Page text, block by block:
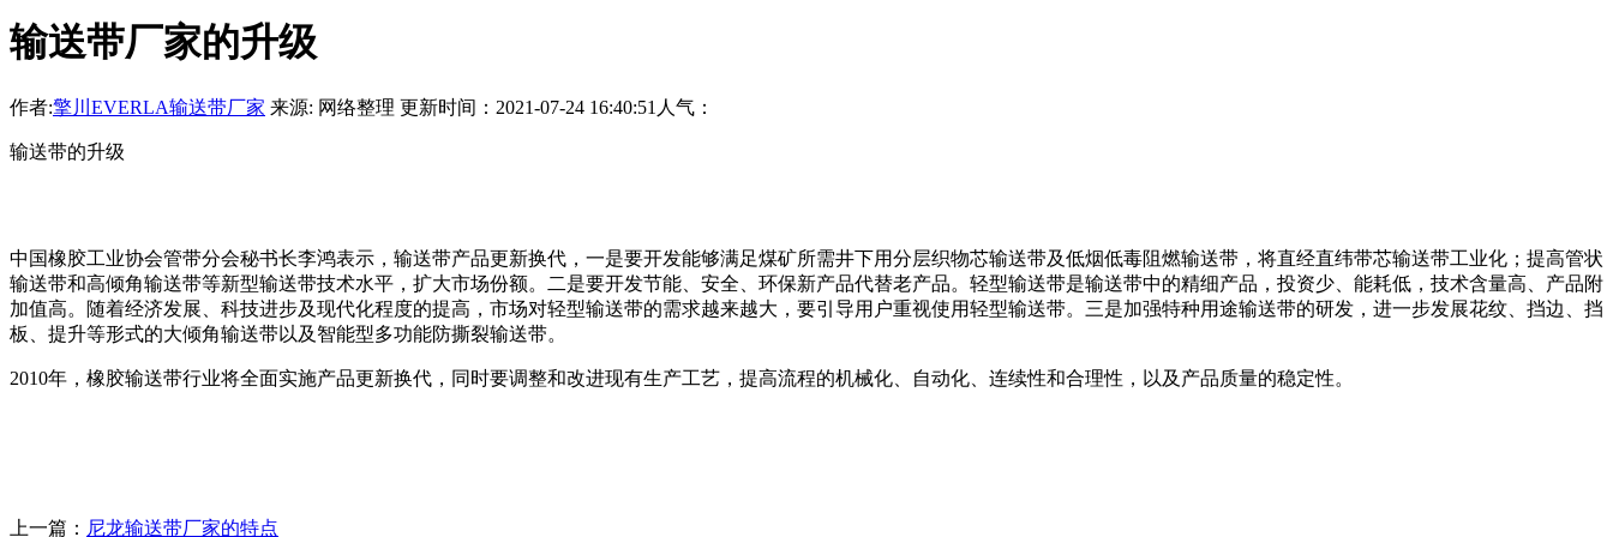
输送带厂家的升级
作者:擎川EVERLA输送带厂家 来源: 网络整理 更新时间：2021-07-24 16:40:51 人气：
输送带的升级
中国橡胶工业协会管带分会秘书长李鸿表示，输送带产品更新换代，一是要开发能够满足煤矿所需井下用分层织物芯输送带及低烟低毒阻燃输送带，将直经直纬带芯输送带工业化；提高管状
输送带和高倾角输送带等新型输送带技术水平，扩大市场份额。二是要开发节能、安全、环保新产品代替老产品。轻型输送带是输送带中的精细产品，投资少、能耗低，技术含量高、产品附
加值高。随着经济发展、科技进步及现代化程度的提高，市场对轻型输送带的需求越来越大，要引导用户重视使用轻型输送带。三是加强特种用途输送带的研发，进一步发展花纹、挡边、挡
板、提升等形式的大倾角输送带以及智能型多功能防撕裂输送带。
2010年，橡胶输送带行业将全面实施产品更新换代，同时要调整和改进现有生产工艺，提高流程的机械化、自动化、连续性和合理性，以及产品质量的稳定性。
上一篇： 尼龙输送带厂家的特点